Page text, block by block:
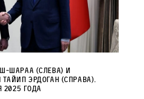
Шараа (слева) И
Эрдоган (справа).
2025 года